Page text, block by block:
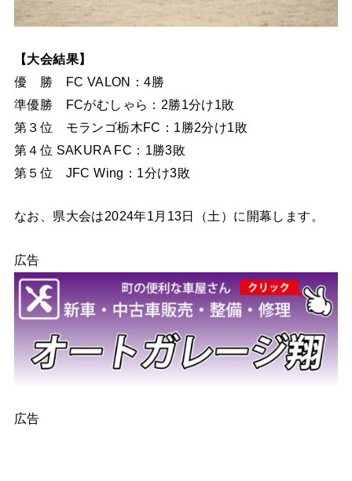
【大会結果】
優 勝 FC VALON：4勝
準優勝 FCがむしゃら：2勝1分け1敗
第３位 モランゴ栃木FC：1勝2分け1敗
第４位 SAKURA FC：1勝3敗
第５位 JFC Wing：1分け3敗
なお、県大会は2024年1月13日（土）に開幕します。
広告
広告